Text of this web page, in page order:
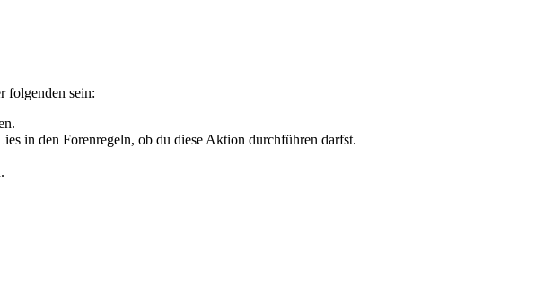
folgenden sein:
in den Forenregeln, ob du diese Aktion durchführen darfst.